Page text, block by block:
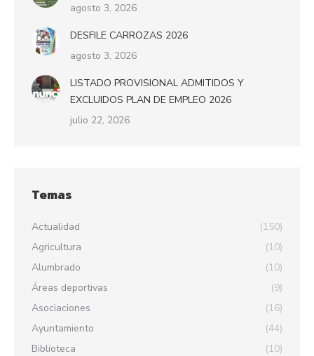
agosto 3, 2026
DESFILE CARROZAS 2026
agosto 3, 2026
LISTADO PROVISIONAL ADMITIDOS Y
EXCLUIDOS PLAN DE EMPLEO 2026
julio 22, 2026
Temas
Actualidad
(150)
Agricultura
(10)
Alumbrado
(10)
Áreas deportivas
(9)
Asociaciones
(16)
Ayuntamiento
(44)
Biblioteca
(10)